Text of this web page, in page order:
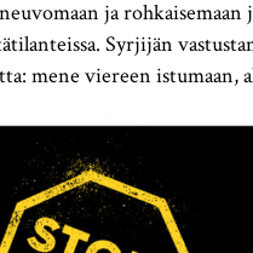
ja
Syrjijän
mene viereen istumaan,